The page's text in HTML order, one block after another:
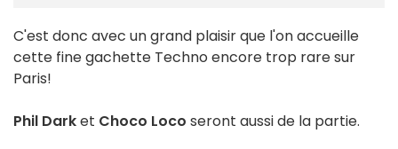
C'est donc avec un grand plaisir que l'on accueille
cette fine gachette Techno encore trop rare sur
Paris!
Phil Darket Choco Loco seront aussi de la partie.